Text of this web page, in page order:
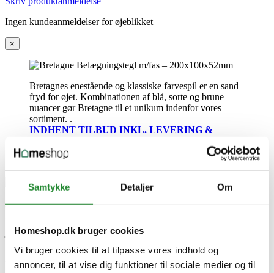
Samtykke Detaljer Om
Homeshop.dk bruger cookies
Vi bruger cookies til at tilpasse vores indhold og
annoncer, til at vise dig funktioner til sociale medier og til
Ingen kundeanmeldelser for øjeblikket
×
Bretagnes enestående og klassiske farvespil er en sand
fryd for øjet. Kombinationen af blå, sorte og brune
nuancer gør Bretagne til et unikum indenfor vores
sortiment. .
INDHENT TILBUD INKL. LEVERING &
Bretagne Belægningstegl m/fas
– 200x100x52mm
DKK 849,95 Inkl. moms pr. m2